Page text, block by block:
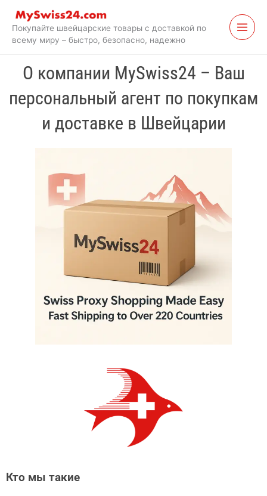
содержимому
Покупайте швейцарские товары с доставкой по
всему миру – быстро, безопасно, надежно
О компании MySwiss24 – Ваш
персональный агент по покупкам
и доставке в Швейцарии
Кто мы такие